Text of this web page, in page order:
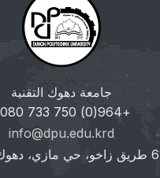
جامعة دهوك التقنية
+964(0) 750 733 2080
info@dpu.edu.krd
دهوك 1006،